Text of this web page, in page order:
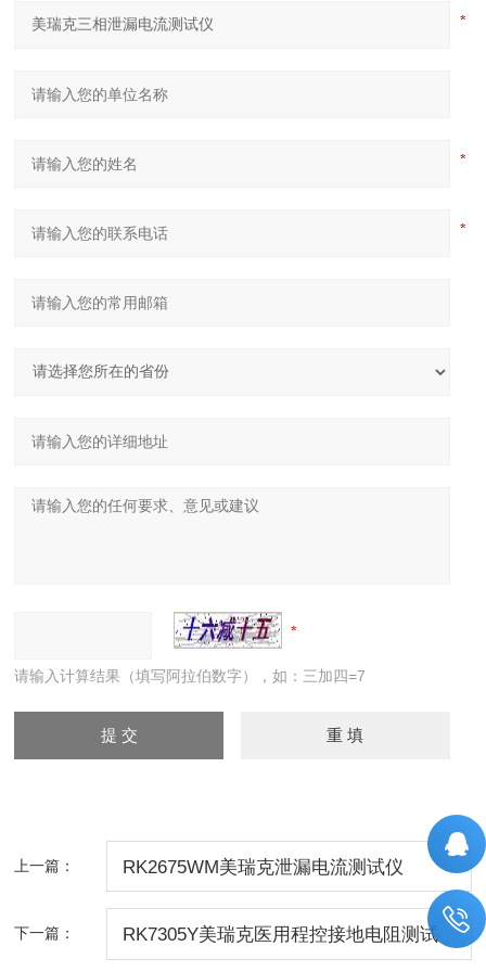
请输入计算结果（填写阿拉伯数字），如：三加四=7
上一篇： RK2675WM美瑞克泄漏电流测试仪
下一篇： RK7305Y美瑞克医用程控接地电阻测试